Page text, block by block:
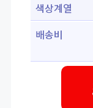
색상계열
배송비